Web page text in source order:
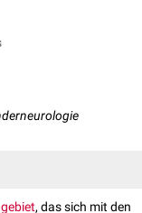
, das sich mit den